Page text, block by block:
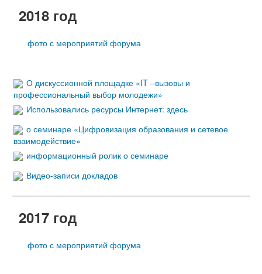
2018 год
фото с мероприятий форума
О дискуссионной площадке «IT –вызовы и
профессиональный выбор молодежи»
Использовались ресурсы Интернет: здесь
о семинаре «Цифровизация образования и сетевое
взаимодействие»
информационный ролик о семинаре
Видео-записи докладов
2017 год
фото с мероприятий форума